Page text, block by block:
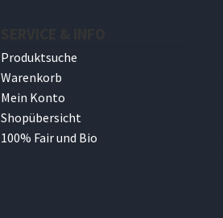
Produktsuche
Warenkorb
Mein Konto
Shopübersicht
100% Fair und Bio